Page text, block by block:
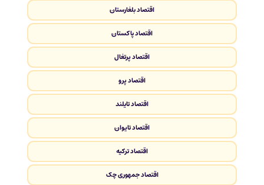
اقتصاد بلغارستان
اقتصاد پاکستان
اقتصاد پرتغال
اقتصاد پرو
اقتصاد تایلند
اقتصاد تایوان
اقتصاد ترکیه
اقتصاد جمهوری چک